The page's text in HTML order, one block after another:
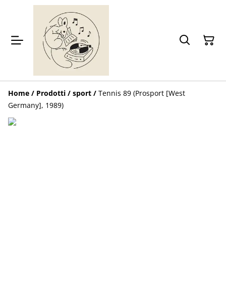
Home / Prodotti / sport / Tennis 89 (Prosport [West
Germany], 1989)